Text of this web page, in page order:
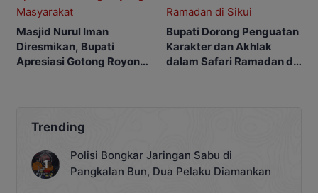
Masjid Nurul Iman
Diresmikan, Bupati
Apresiasi Gotong Royong
Bupati Dorong Penguatan
Karakter dan Akhlak
dalam Safari Ramadan di
Trending
Polisi Bongkar Jaringan Sabu di
Pangkalan Bun, Dua Pelaku Diamankan